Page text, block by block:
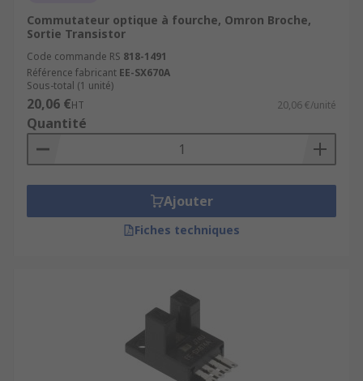
Commutateur optique à fourche, Omron Broche,
Sortie Transistor
Code commande RS 818-1491
Référence fabricant EE-SX670A
Sous-total (1 unité)
20,06 €HT 20,06 €/unité
Quantité
Ajouter
Fiches techniques